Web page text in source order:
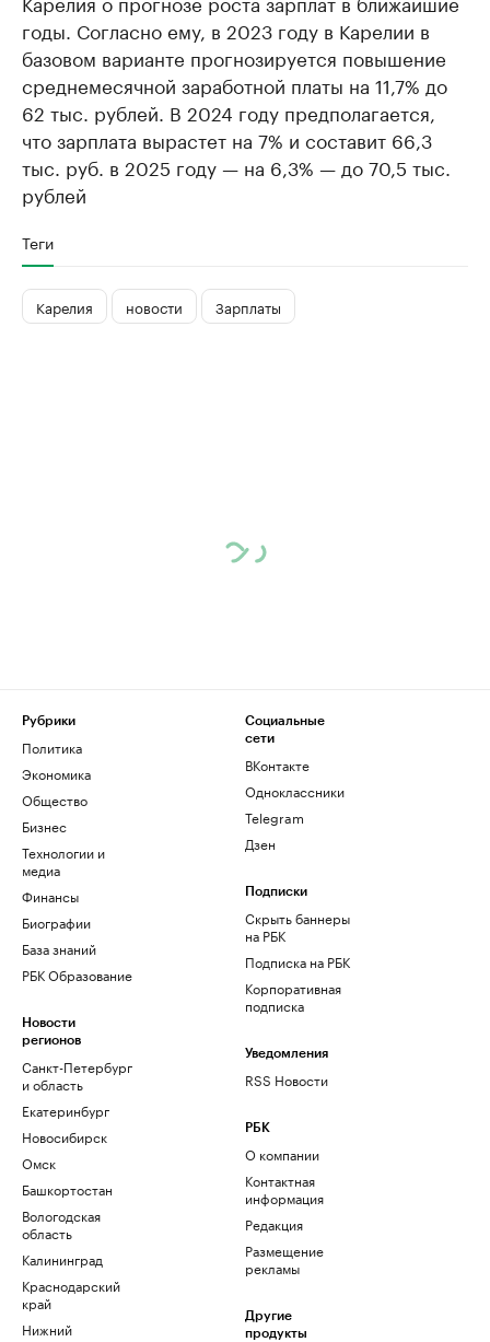
годы. Согласно ему, в 2023 году в Карелии в
базовом варианте прогнозируется повышение
среднемесячной заработной платы на 11,7% до
62 тыс. рублей. В 2024 году предполагается,
что зарплата вырастет на 7% и составит 66,3
тыс. руб. в 2025 году — на 6,3% — до 70,5 тыс.
рублей
Теги
Карелия новости Зарплаты
Рубрики
Политика
Экономика
Общество
Бизнес
Технологии и
медиа
Финансы
Биографии
База знаний
РБК Образование
Новости
регионов
Санкт-Петербург
и область
Екатеринбург
Новосибирск
Омск
Башкортостан
Вологодская
область
Калининград
Краснодарский
край
Нижний
Социальные
сети
ВКонтакте
Одноклассники
Telegram
Дзен
Подписки
Скрыть баннеры
на РБК
Подписка на РБК
Корпоративная
подписка
Уведомления
RSS Новости
РБК
О компании
Контактная
информация
Редакция
Размещение
рекламы
Другие
продукты